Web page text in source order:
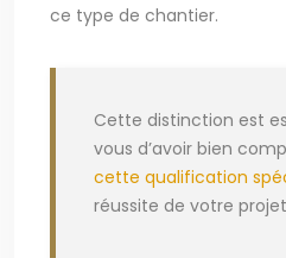
ce type de chantier.
Cette distinction est
vous d’avoir bien
cette qualification
réussite de votre